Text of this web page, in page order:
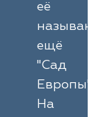
её
называют
ещё
"Сад
Европы".
На